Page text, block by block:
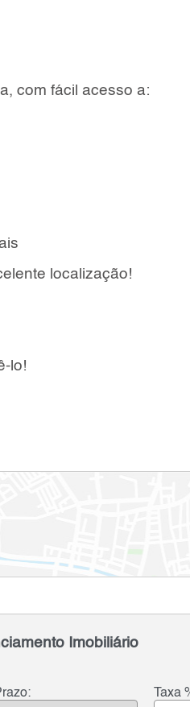
com fácil acesso a:
localização!
lo!
Imobiliário
Taxa